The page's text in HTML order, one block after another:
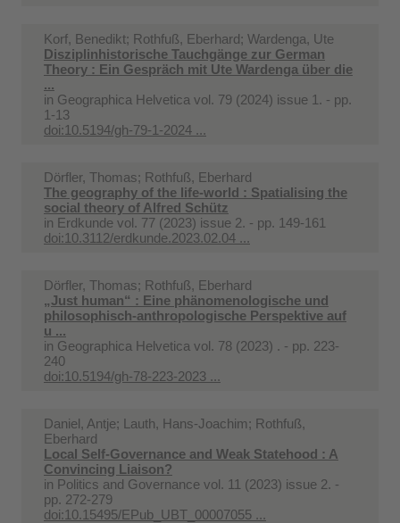
Korf, Benedikt; Rothfuß, Eberhard; Wardenga, Ute
Disziplinhistorische Tauchgänge zur German
Theory : Ein Gespräch mit Ute Wardenga über die
...
in Geographica Helvetica vol. 79 (2024) issue 1. - pp.
1-13
doi:10.5194/gh-79-1-2024 ...
Dörfler, Thomas; Rothfuß, Eberhard
The geography of the life-world : Spatialising the
social theory of Alfred Schütz
in Erdkunde vol. 77 (2023) issue 2. - pp. 149-161
doi:10.3112/erdkunde.2023.02.04 ...
Dörfler, Thomas; Rothfuß, Eberhard
„Just human“ : Eine phänomenologische und
philosophisch-anthropologische Perspektive auf
u ...
in Geographica Helvetica vol. 78 (2023) . - pp. 223-
240
doi:10.5194/gh-78-223-2023 ...
Daniel, Antje; Lauth, Hans-Joachim; Rothfuß,
Eberhard
Local Self‐Governance and Weak Statehood : A
Convincing Liaison?
in Politics and Governance vol. 11 (2023) issue 2. -
pp. 272-279
doi:10.15495/EPub_UBT_00007055 ...